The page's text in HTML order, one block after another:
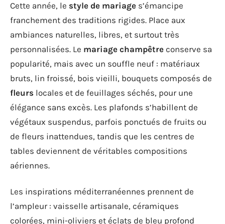
Cette année, le style de mariage s’émancipe
franchement des traditions rigides. Place aux
ambiances naturelles, libres, et surtout très
personnalisées. Le mariage champêtre conserve sa
popularité, mais avec un souffle neuf : matériaux
bruts, lin froissé, bois vieilli, bouquets composés de
fleurs locales et de feuillages séchés, pour une
élégance sans excès. Les plafonds s’habillent de
végétaux suspendus, parfois ponctués de fruits ou
de fleurs inattendues, tandis que les centres de
tables deviennent de véritables compositions
aériennes.
Les inspirations méditerranéennes prennent de
l’ampleur : vaisselle artisanale, céramiques
colorées, mini-oliviers et éclats de bleu profond